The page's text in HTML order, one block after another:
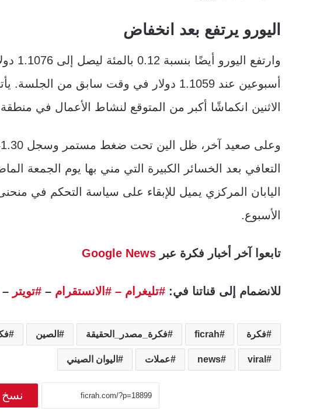
اليورو يرتفع بعد انخفاض
أسبوعين عند 1.1059 دولار في وقت سابق
الاثنين انكماشًا أكبر من المتوقع لنشاط الأعمال في
التعافي بعد الخسائر الكبيرة التي مني بها يوم الجمعة
اليابان المركزي يميل للإبقاء على سياسة التحكم في
الأسبوع.
تابعوا آخر أخبار فكرة عبر Google News
للانضمام إلى قناتنا في: #تليغرام – #الانستقرام – #تويتر –
فكرة ficrah فكرة_مصدر_الحقيقة الصين
viral
news عملات اليوان الصيني
نسخ